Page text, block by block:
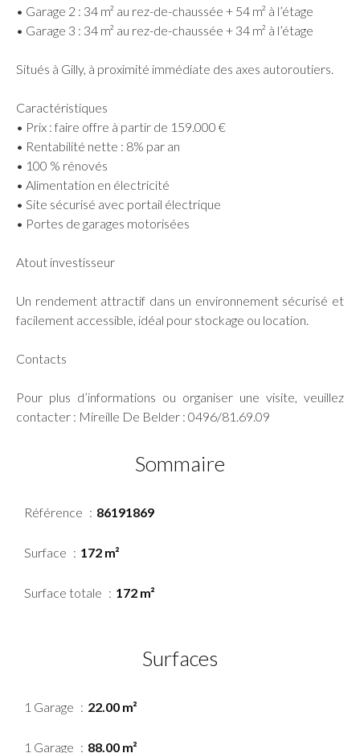
• Garage 2 : 34 m² au rez-de-chaussée + 54 m² à l’étage
• Garage 3 : 34 m² au rez-de-chaussée + 34 m² à l’étage
Situés à Gilly, à proximité immédiate des axes autoroutiers.
Caractéristiques
• Prix : faire offre à partir de 159.000 €
• Rentabilité nette : 8% par an
• 100 % rénovés
• Alimentation en électricité
• Site sécurisé avec portail électrique
• Portes de garages motorisées
Atout investisseur
Un rendement attractif dans un environnement sécurisé et
facilement accessible, idéal pour stockage ou location.
Contacts
Pour plus d’informations ou organiser une visite, veuillez
contacter : Mireille De Belder : 0496/81.69.09
Sommaire
Référence 86191869
Surface 172 m²
Surface totale 172 m²
Surfaces
1 Garage 22.00 m²
1 Garage 88.00 m²